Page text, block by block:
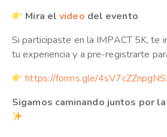
Mira elvideo del evento
Si participaste en la IMPACT 5K, te
tu experiencia y a pre-registrarte
https://forms.gle/
Sigamos caminando juntos por